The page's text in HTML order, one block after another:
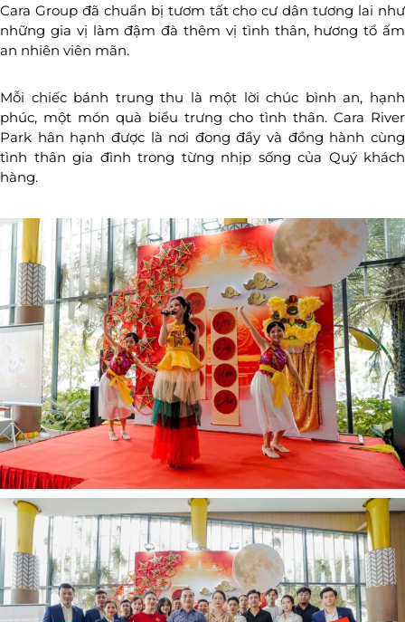
Cara Group đã chuẩn bị tươm tất cho cư dân tương lai như
những gia vị làm đậm đà thêm vị tình thân, hương tổ ấm
an nhiên viên mãn.
Mỗi chiếc bánh trung thu là một lời chúc bình an, hạnh
phúc, một món quà biểu trưng cho tình thân. Cara River
Park hân hạnh được là nơi đong đầy và đồng hành cùng
tình thân gia đình trong từng nhịp sống của Quý khách
hàng.